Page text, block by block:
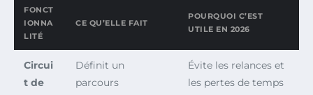
FONCT
IONNA
LITÉ
CE QU’ELLE FAIT
POURQUOI C’EST
UTILE EN 2026
Circui
t de
Définit un
parcours
Évite les relances et
les pertes de temps